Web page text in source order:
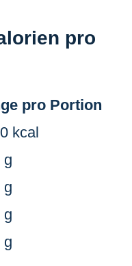
pro
pro Portion
kcal
g
g
g
g